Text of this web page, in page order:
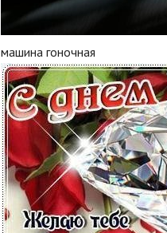
машина гоночная